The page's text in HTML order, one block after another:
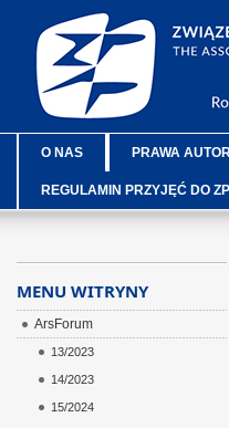
O NAS PRAWA
REGULAMIN PRZYJĘĆ DO
MENU WITRYNY
ArsForum
13/2023
14/2023
15/2024